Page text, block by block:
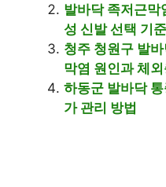
발바닥 족저근막
성 신발 선택 기준
청주 청원구 발
막염 원인과 체
하동군 발바닥
가 관리 방법